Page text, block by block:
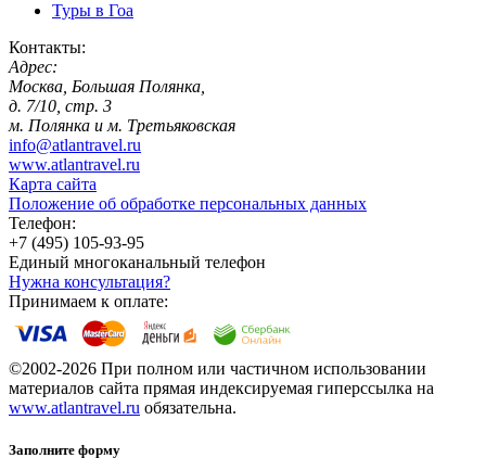
Туры в Гоа
Контакты:
Адрес:
Москва, Большая Полянка,
д. 7/10, стр. 3
м. Полянка и м. Третьяковская
info@atlantravel.ru
www.atlantravel.ru
Карта сайта
Положение об обработке персональных данных
Телефон:
+7 (495) 105-93-95
Единый многоканальный телефон
Нужна консультация?
Принимаем к оплате:
©2002-2026 При полном или частичном использовании
материалов сайта прямая индексируемая гиперссылка на
www.atlantravel.ru обязательна.
Заполните форму